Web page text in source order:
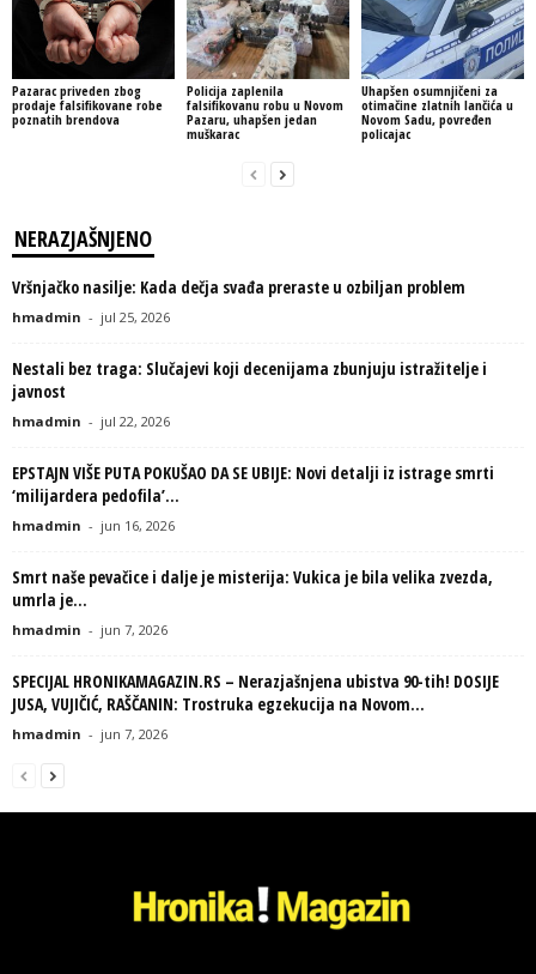
Pazarac priveden zbog
prodaje falsifikovane robe
poznatih brendova
Policija zaplenila
falsifikovanu robu u Novom
Pazaru, uhapšen jedan
muškarac
Uhapšen osumnjičeni za
otimačine zlatnih lančića u
Novom Sadu, povređen
policajac
NERAZJAŠNJENO
Vršnjačko nasilje: Kada dečja svađa preraste u ozbiljan problem
hmadmin - jul 25, 2026
Nestali bez traga: Slučajevi koji decenijama zbunjuju istražitelje i
javnost
hmadmin - jul 22, 2026
EPSTAJN VIŠE PUTA POKUŠAO DA SE UBIJE: Novi detalji iz istrage smrti
‘milijardera pedofila’...
hmadmin - jun 16, 2026
Smrt naše pevačice i dalje je misterija: Vukica je bila velika zvezda,
umrla je...
hmadmin - jun 7, 2026
SPECIJAL HRONIKAMAGAZIN.RS – Nerazjašnjena ubistva 90-tih! DOSIJE
JUSA, VUJIČIĆ, RAŠČANIN: Trostruka egzekucija na Novom...
hmadmin - jun 7, 2026